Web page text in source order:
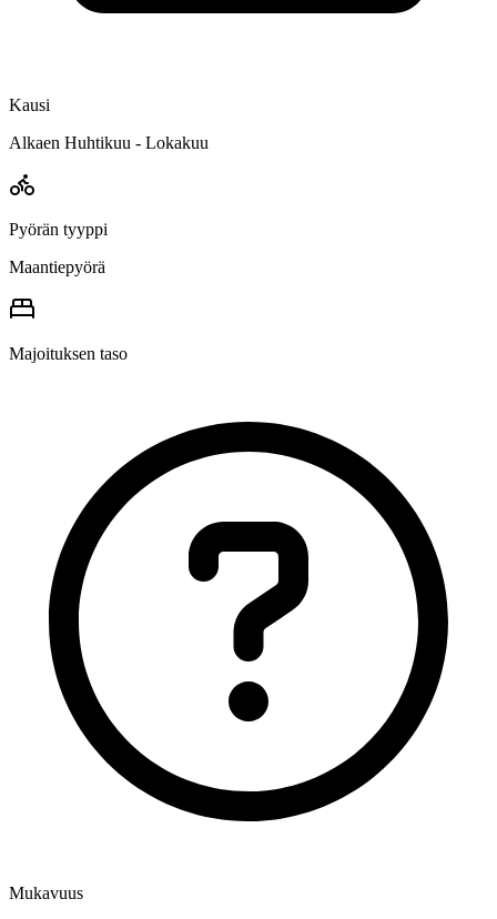
Kausi
Alkaen Huhtikuu - Lokakuu
Pyörän tyyppi
Maantiepyörä
Majoituksen taso
Mukavuus